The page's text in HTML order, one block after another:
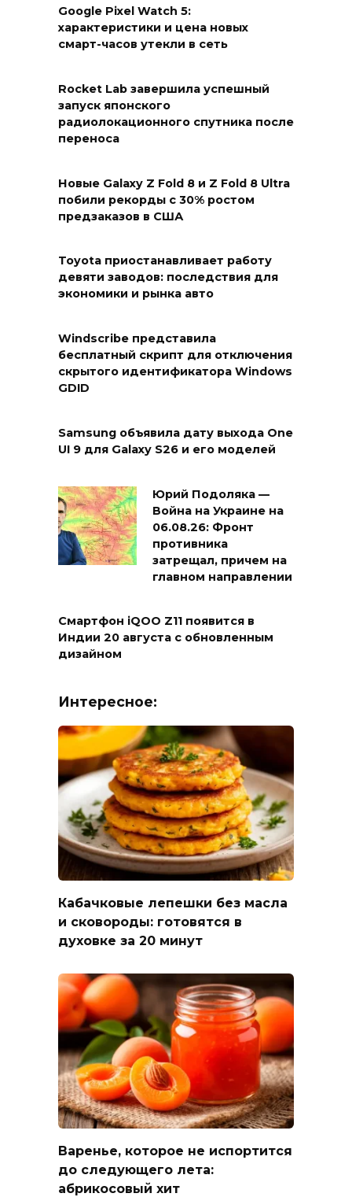
Google Pixel Watch 5:
характеристики и цена новых
смарт-часов утекли в сеть
Rocket Lab завершила успешный
запуск японского
радиолокационного спутника после
переноса
Новые Galaxy Z Fold 8 и Z Fold 8 Ultra
побили рекорды с 30% ростом
предзаказов в США
Toyota приостанавливает работу
девяти заводов: последствия для
экономики и рынка авто
Windscribe представила
бесплатный скрипт для отключения
скрытого идентификатора Windows
GDID
Samsung объявила дату выхода One
UI 9 для Galaxy S26 и его моделей
Юрий Подоляка —
Война на Украине на
06.08.26: Фронт
противника
затрещал, причем на
главном направлении
Смартфон iQOO Z11 появится в
Индии 20 августа с обновленным
дизайном
Интересное:
Кабачковые лепешки без масла
и сковороды: готовятся в
духовке за 20 минут
Варенье, которое не испортится
до следующего лета:
абрикосовый хит